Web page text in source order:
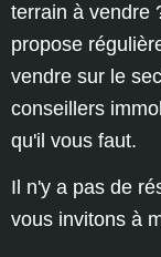
terrain à vendre
propose
vendre sur le
conseillers
qu'il vous faut.
Il n'y a pas de
vous invitons à